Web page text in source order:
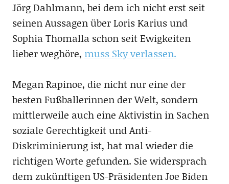
Jörg Dahlmann, bei dem ich nicht erst seit
seinen Aussagen über Loris Karius und
Sophia Thomalla schon seit Ewigkeiten
lieber weghöre, muss Sky verlassen.
Megan Rapinoe, die nicht nur eine der
besten Fußballerinnen der Welt, sondern
mittlerweile auch eine Aktivistin in Sachen
soziale Gerechtigkeit und Anti-
Diskriminierung ist, hat mal wieder die
richtigen Worte gefunden. Sie widersprach
dem zukünftigen US-Präsidenten Joe Biden